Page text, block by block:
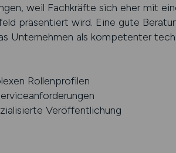
weil Fachkräfte sich eher mit
präsentiert wird. Eine gute
Unternehmen als kompetenter
Rollenprofilen
Veröffentlichung